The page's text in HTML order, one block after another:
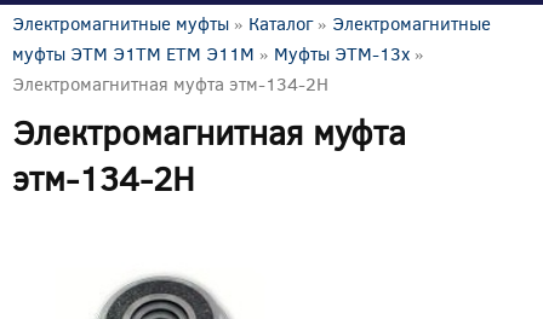
Электромагнитные муфты » Каталог» Электромагнитные
муфты ЭТМ Э1ТМ ETM Э11М » Муфты ЭТМ-13x »
Электромагнитная муфта этм-134-2Н
Электромагнитная муфта
этм-134-2Н